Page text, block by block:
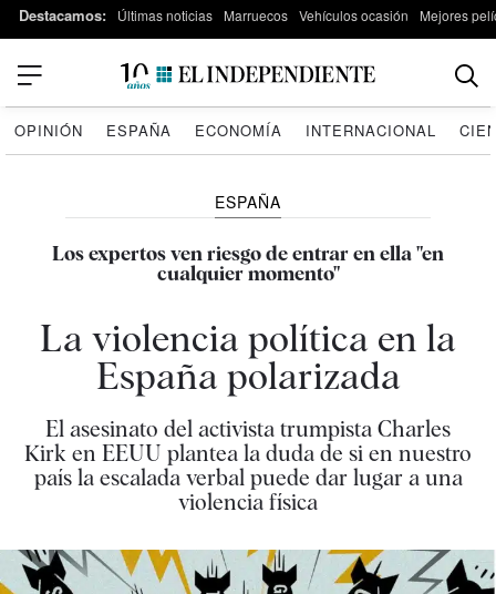
Destacamos: Últimas noticias Marruecos Vehículos ocasión Mejores
OPINIÓN ESPAÑA ECONOMÍA INTERNACIONAL
ESPAÑA
Los expertos ven riesgo de entrar en ella "en
cualquier momento"
La violencia política en la
España polarizada
El asesinato del activista trumpista Charles
Kirk en EEUU plantea la duda de si en nuestro
país la escalada verbal puede dar lugar a una
violencia física